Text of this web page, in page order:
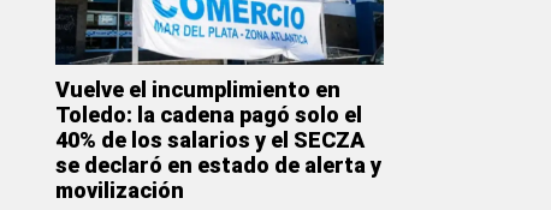
Vuelve el incumplimiento en
Toledo: la cadena pagó solo el
40% de los salarios y el SECZA
se declaró en estado de alerta y
movilización